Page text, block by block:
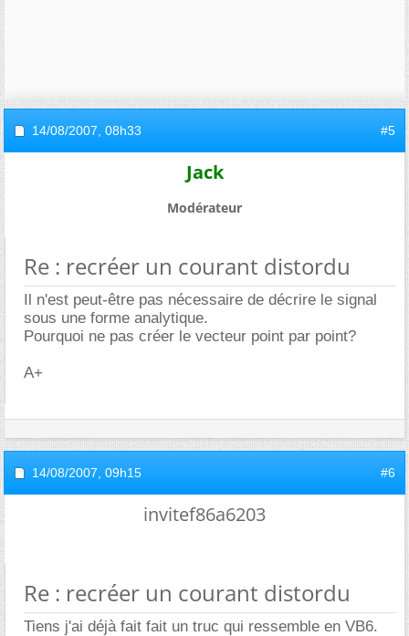
14/08/2007, 08h33 #5
Jack
Modérateur
Re : recréer un courant distordu
Il n'est peut-être pas nécessaire de décrire le signal
sous une forme analytique.
Pourquoi ne pas créer le vecteur point par point?
A+
14/08/2007, 09h15 #6
invitef86a6203
Re : recréer un courant distordu
Tiens j'ai déjà fait fait un truc qui ressemble en VB6.